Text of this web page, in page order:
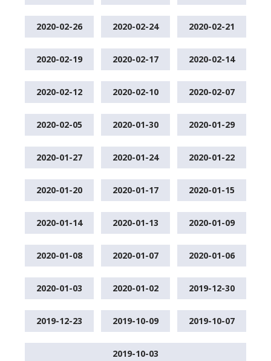
2020-02-26 2020-02-24 2020-02-21
2020-02-19 2020-02-17 2020-02-14
2020-02-12 2020-02-10 2020-02-07
2020-02-05 2020-01-30 2020-01-29
2020-01-27 2020-01-24 2020-01-22
2020-01-20 2020-01-17 2020-01-15
2020-01-14 2020-01-13 2020-01-09
2020-01-08 2020-01-07 2020-01-06
2020-01-03 2020-01-02 2019-12-30
2019-12-23 2019-10-09 2019-10-07
2019-10-03